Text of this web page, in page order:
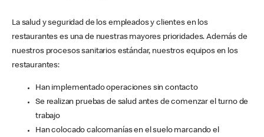
La salud y seguridad de los empleados y clientes en los
restaurantes es una de nuestras mayores prioridades. Además de
nuestros procesos sanitarios estándar, nuestros equipos en los
restaurantes:
Han implementado operaciones sin contacto
Se realizan pruebas de salud antes de comenzar el turno de
trabajo
Han colocado calcomanías en el suelo marcando el